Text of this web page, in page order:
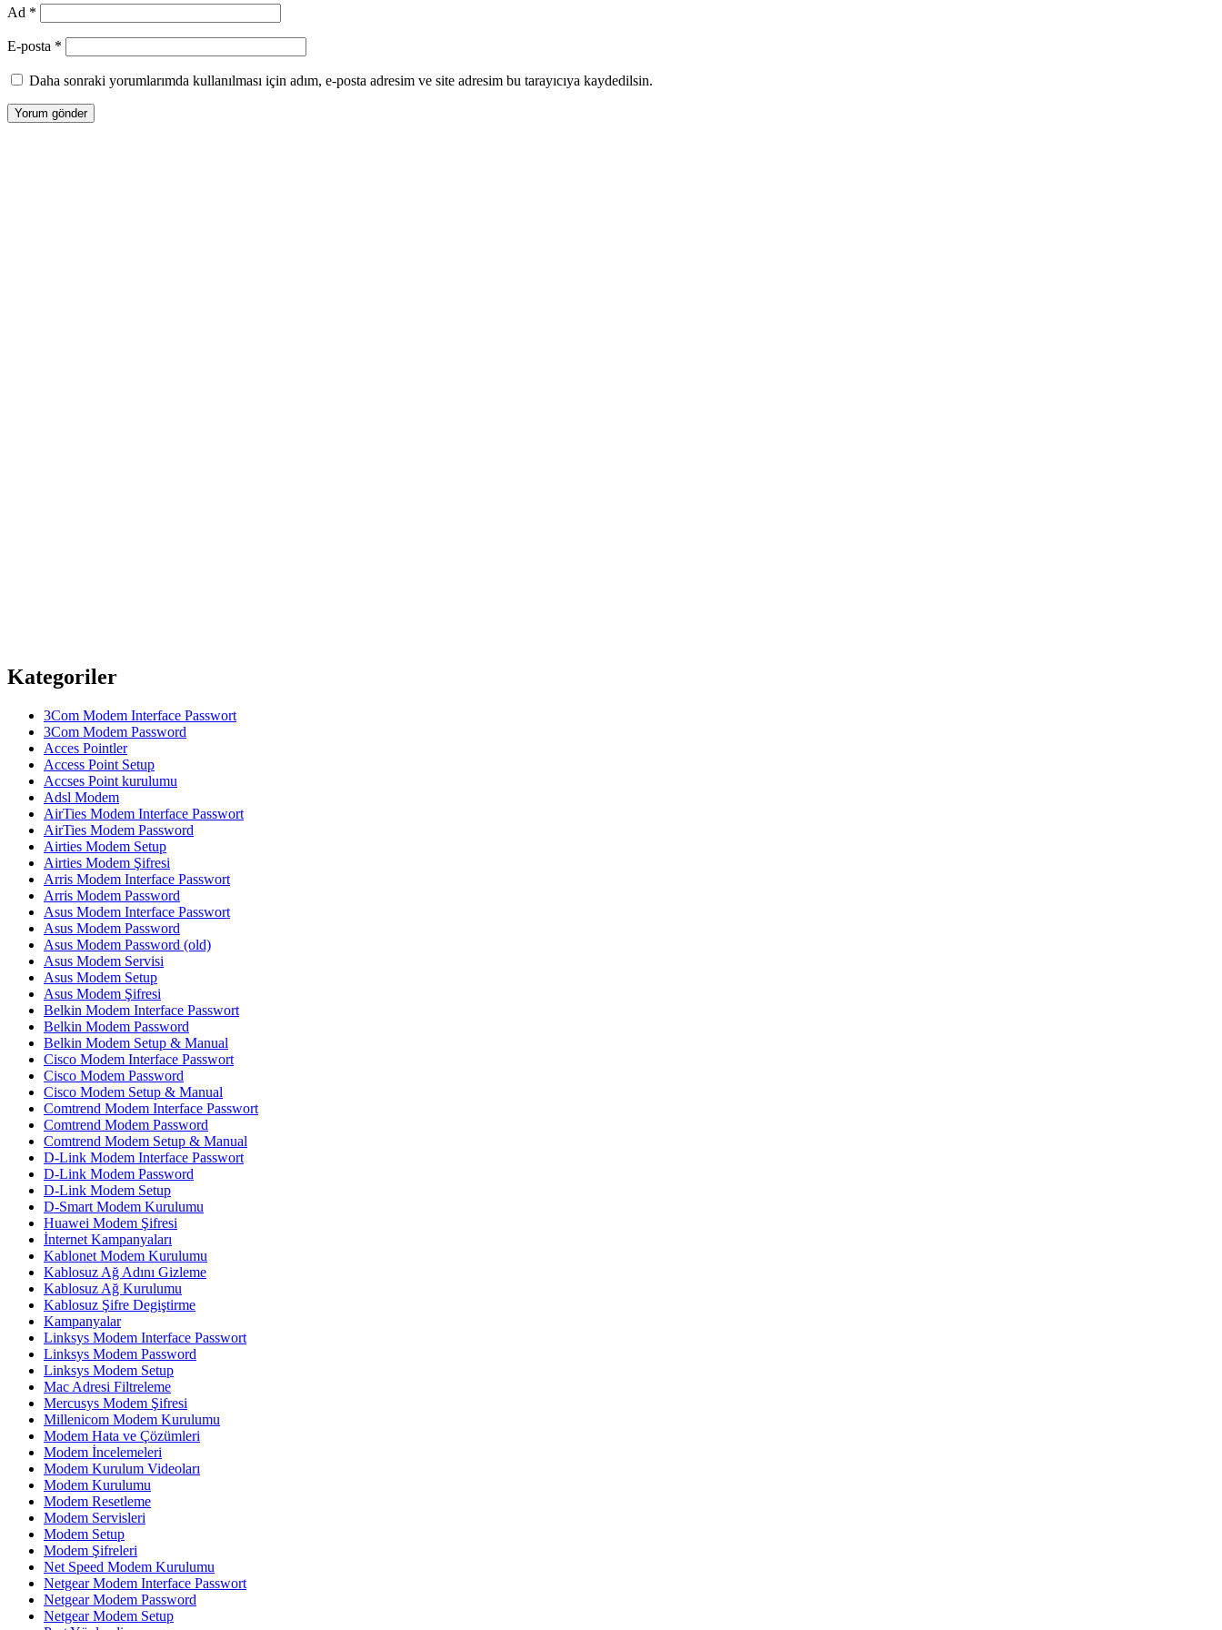
Ad *
E-posta *
Daha sonraki yorumlarımda kullanılması için adım, e-posta adresim ve site adresim bu tarayıcıya kaydedilsin.
Kategoriler
3Com Modem Interface Passwort
3Com Modem Password
Acces Pointler
Access Point Setup
Accses Point kurulumu
Adsl Modem
AirTies Modem Interface Passwort
AirTies Modem Password
Airties Modem Setup
Airties Modem Şifresi
Arris Modem Interface Passwort
Arris Modem Password
Asus Modem Interface Passwort
Asus Modem Password
Asus Modem Password (old)
Asus Modem Servisi
Asus Modem Setup
Asus Modem Şifresi
Belkin Modem Interface Passwort
Belkin Modem Password
Belkin Modem Setup & Manual
Cisco Modem Interface Passwort
Cisco Modem Password
Cisco Modem Setup & Manual
Comtrend Modem Interface Passwort
Comtrend Modem Password
Comtrend Modem Setup & Manual
D-Link Modem Interface Passwort
D-Link Modem Password
D-Link Modem Setup
D-Smart Modem Kurulumu
Huawei Modem Şifresi
İnternet Kampanyaları
Kablonet Modem Kurulumu
Kablosuz Ağ Adını Gizleme
Kablosuz Ağ Kurulumu
Kablosuz Şifre Degiştirme
Kampanyalar
Linksys Modem Interface Passwort
Linksys Modem Password
Linksys Modem Setup
Mac Adresi Filtreleme
Mercusys Modem Şifresi
Millenicom Modem Kurulumu
Modem Hata ve Çözümleri
Modem İncelemeleri
Modem Kurulum Videoları
Modem Kurulumu
Modem Resetleme
Modem Servisleri
Modem Setup
Modem Şifreleri
Net Speed Modem Kurulumu
Netgear Modem Interface Passwort
Netgear Modem Password
Netgear Modem Setup